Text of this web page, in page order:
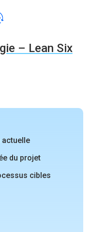
– Lean Six
actuelle
du projet
cibles